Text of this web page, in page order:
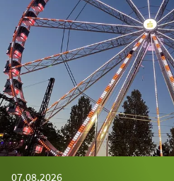
07.08.2026